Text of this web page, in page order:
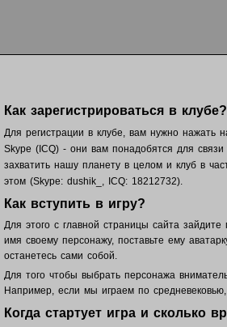
Как зарегистрироваться в клубе?
Для регистрации в клубе, вам нужно нажать
Skype (ICQ) - они вам понадобятся для
захватить нашу планету в целом и клуб в
этом (Skype: dushik_, ICQ: 18212732).
Как вступить в игру?
Для этого с главной страницы сайта
имя своему персонажу, поставьте ему
останетесь сами собой.
Для того чтобы выбрать персонажа
Например, если мы играем по
Когда стартует игра и сколько